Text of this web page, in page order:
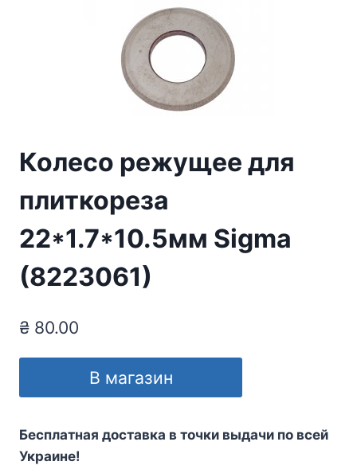
Колесо режущее для
плиткореза
22*1.7*10.5мм Sigma
(8223061)
₴ 80.00
В магазин
Бесплатная доставка в точки выдачи по всей
Украине!